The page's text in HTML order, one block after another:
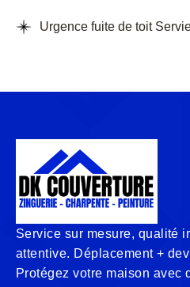
Urgence fuite de toit
Service sur mesure, qualité
attentive. Déplacement +
Protégez votre maison avec